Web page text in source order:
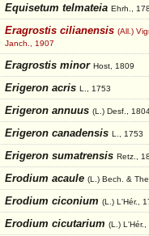
Equisetum telmateia Ehrh.,
Eragrostis cilianensis (All.)
Janch., 1907
Eragrostis minor Host, 1809
Erigeron acris L., 1753
Erigeron annuus (L.) Desf.,
Erigeron canadensis L., 1753
Erigeron sumatrensis Retz.,
Erodium acaule (L.) Bech. &
Erodium ciconium (L.) L'Hér.,
Erodium cicutarium (L.)